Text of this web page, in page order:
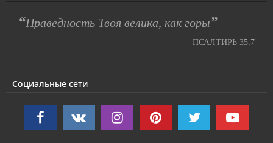
“Праведность Твоя велика, как горы”
—ПСАЛТИРЬ 35:7
Социальные сети